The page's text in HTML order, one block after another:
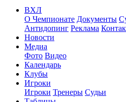
ВХЛ
О Чемпионате Документы
Антидопинг Реклама
Новости
Медиа
Фото Видео
Календарь
Клубы
Игроки
Игроки Тренеры Судьи